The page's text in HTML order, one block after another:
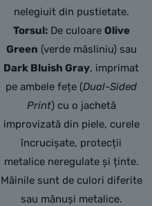
nelegiuit din pustietate.
Torsul:De culoare Olive
Green (verde măsliniu) sau
Dark Bluish Gray, imprimat
pe ambele fețe (Dual-Sided
Print) cu o jachetă
improvizată din piele, curele
încrucișate, protecții
metalice neregulate și ținte.
Mâinile sunt de culori diferite
sau mănuși metalice.